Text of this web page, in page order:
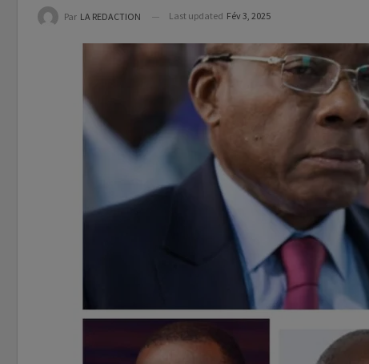
Par LA REDACTION Last updated Fév 3, 2025